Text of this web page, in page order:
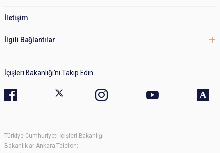
İletişim
İlgili Bağlantılar
İçişleri Bakanlığı’nı Takip Edin
Türkiye Cumhuriyeti İçişleri Bakanlığı
Bakanlıklar Ankara Telefon: